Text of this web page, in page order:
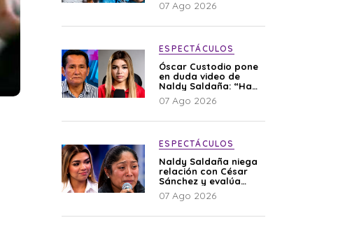
07 Ago 2026
ESPECTÁCULOS
Óscar Custodio pone
en duda video de
Naldy Saldaña: “Hay
cosas que de repente
se han editado”
07 Ago 2026
ESPECTÁCULOS
Naldy Saldaña niega
relación con César
Sánchez y evalúa
denunciar a su
esposa: “Es una
07 Ago 2026